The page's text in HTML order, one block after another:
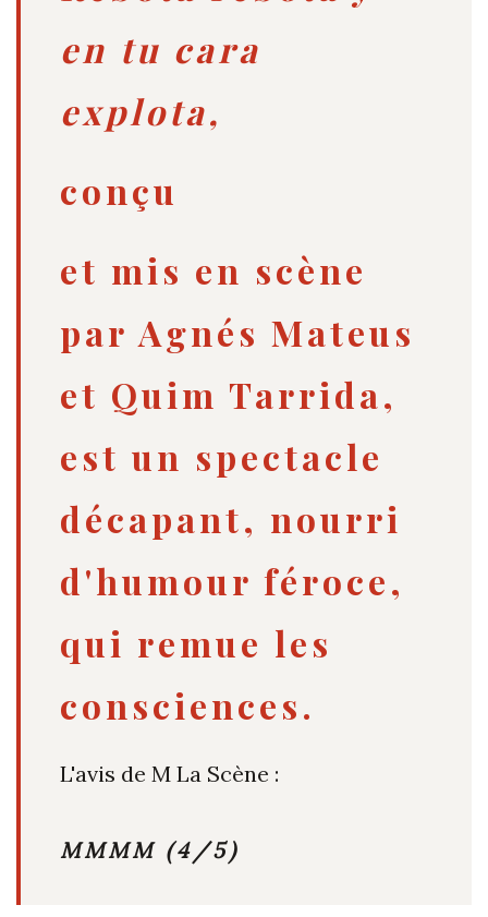
en tu cara
explota,
conçu
et mis en scène
par Agnés Mateus
et Quim Tarrida,
est un spectacle
décapant, nourri
d'humour féroce,
qui remue les
consciences.
L'avis de M La Scène :
MMMM (4/5)